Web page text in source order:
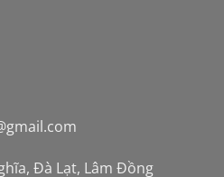
Đà Lạt, Lâm Đồng